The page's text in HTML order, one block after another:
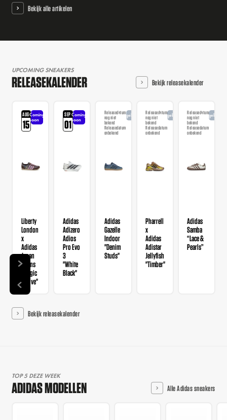
Bekijk alle artikelen
UPCOMING SNEAKERS
RELEASEKALENDER Bekijk releasekalender
AUG
15
Coming
soon
Liberty
London
x
Adidas
Japan
Wmns
"Magic
Mauve"
SEP
01
Coming
soon
Adidas
Adizero
Adios
Pro Evo
3
"White
Black"
Releasedatum
nog niet
bekend
Releasedatum
onbekend
Aangekondigd
Adidas
Gazelle
Indoor
"Denim
Studs"
Releasedatum
nog niet
bekend
Releasedatum
onbekend
Aangekondigd
Pharrell
x
Adidas
Adistar
Jellyfish
"Timber"
Releasedatum
nog niet
bekend
Releasedatum
onbekend
Adidas
Samba
“Lace &
Pearls”
Bekijk releasekalender
TOP 5 DEZE WEEK
ADIDAS MODELLEN Alle Adidas sneakers